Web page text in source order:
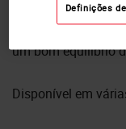
um bom equilíbrio
Disponível em
Definições